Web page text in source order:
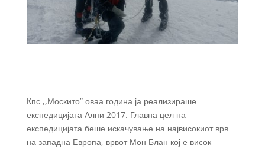
Кпс ,,Москито” оваа година ја реализираше
експедицијата Алпи 2017. Главна цел на
експедицијата беше искачување на највисокиот врв
на западна Европа, врвот Мон Блан кој е висок